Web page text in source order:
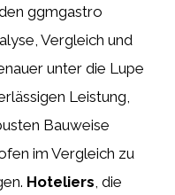
ggmgastro
Vergleich und
unter die Lupe
Leistung,
Bauweise
im Vergleich zu
Hoteliers, die